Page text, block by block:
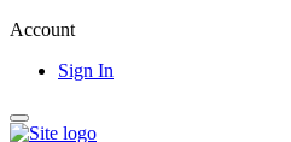
Account
Sign In